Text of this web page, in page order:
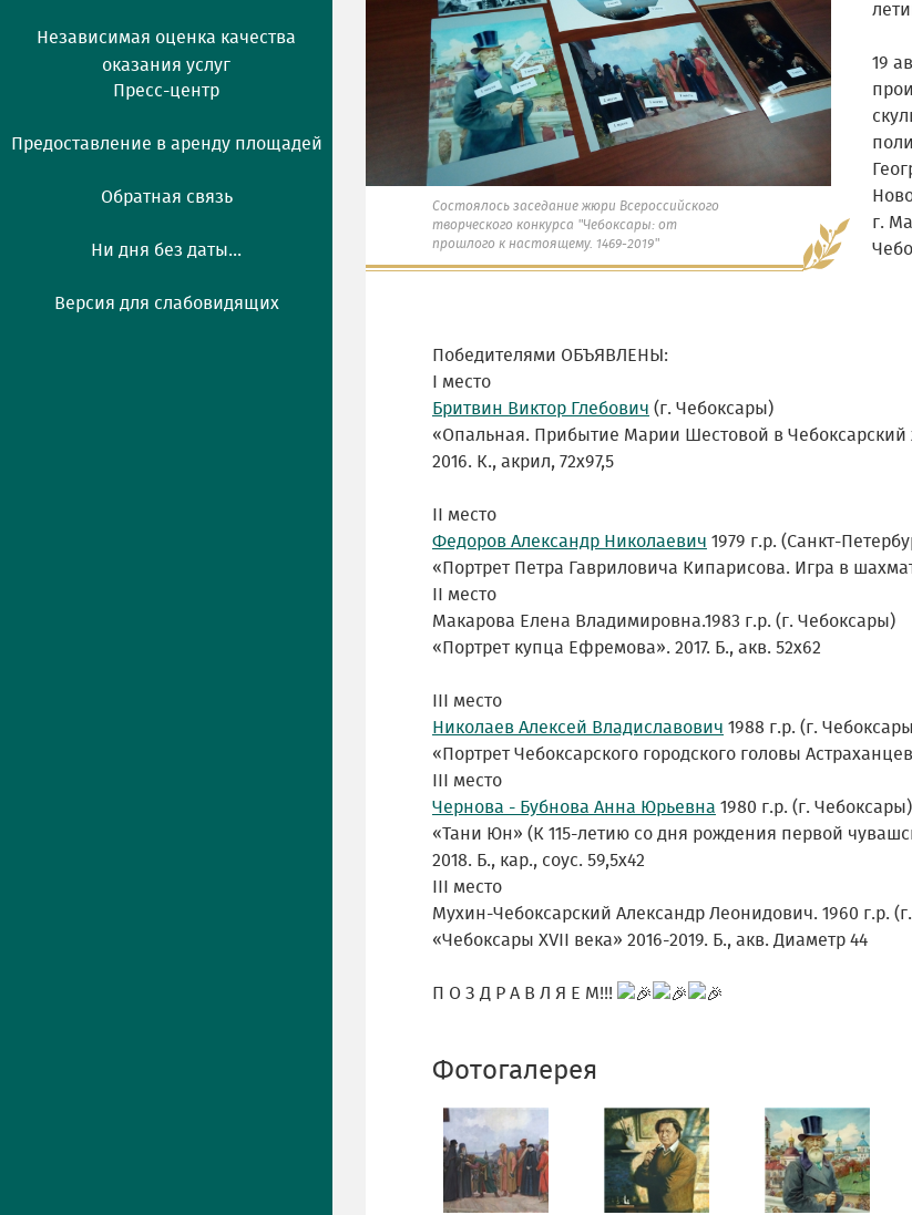
Независимая оценка качества
оказания услуг
Пресс-центр
Предоставление в аренду площадей
Обратная связь
Ни дня без даты...
Версия для слабовидящих
Cостоялось заседание жюри Всероссийского
творческого конкурса "Чебоксары: от
прошлого к настоящему. 1469-2019"
19
г.
Победителями ОБЪЯВЛЕНЫ:
I место
Бритвин Виктор Глебович (г. Чебоксары)
«Опальная. Прибытие Марии Шестовой в
2016. К., акрил, 72х97,5
II место
Федоров Александр Николаевич 1979 г.р. (Санкт-
«Портрет Петра Гавриловича Кипарисова. Игра в
II место
Макарова Елена Владимировна.1983 г.р. (г. Чебоксары)
«Портрет купца Ефремова». 2017. Б., акв. 52х62
III место
Николаев Алексей Владиславович 1988 г.р. (г.
«Портрет Чебоксарского городского головы
III место
Чернова - Бубнова Анна Юрьевна 1980 г.р. (г. Чебоксары)
«Тани Юн» (К 115-летию со дня рождения первой
2018. Б., кар., соус. 59,5х42
III место
Мухин-Чебоксарский Александр Леонидович. 1960 г.р.
«Чебоксары ХVII века» 2016-2019. Б., акв. Диаметр 44
П О З Д Р А В Л Я Е М!!!
Фотогалерея